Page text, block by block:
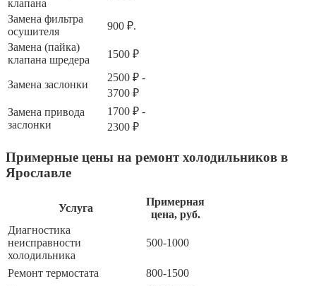
клапана
Замена фильтра
осушителя
900 ₽.
Замена (пайка)
клапана шредера
1500 ₽
Замена заслонки
2500 ₽ -
3700 ₽
Замена привода
заслонки
1700 ₽ -
2300 ₽
Примерные цены на ремонт холодильников в
Ярославле
Услуга
Примерная
цена, руб.
Диагностика
неисправности
холодильника
500-1000
Ремонт термостата
800-1500